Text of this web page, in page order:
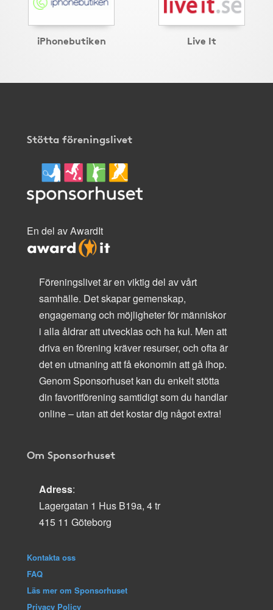
iPhonebutiken Live It
Stötta föreningslivet
En del av AwardIt
Föreningslivet är en viktig del av vårt
samhälle. Det skapar gemenskap,
engagemang och möjligheter för människor
i alla åldrar att utvecklas och ha kul. Men att
driva en förening kräver resurser, och ofta är
det en utmaning att få ekonomin att gå ihop.
Genom Sponsorhuset kan du enkelt stötta
din favoritförening samtidigt som du handlar
online – utan att det kostar dig något extra!
Om Sponsorhuset
Adress:
Lagergatan 1 Hus B19a, 4 tr
415 11 Göteborg
Kontakta oss
FAQ
Läs mer om Sponsorhuset
Privacy Policy